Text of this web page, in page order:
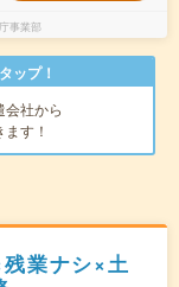
事業部
ップ！
会社から
す！
業ナシ×土